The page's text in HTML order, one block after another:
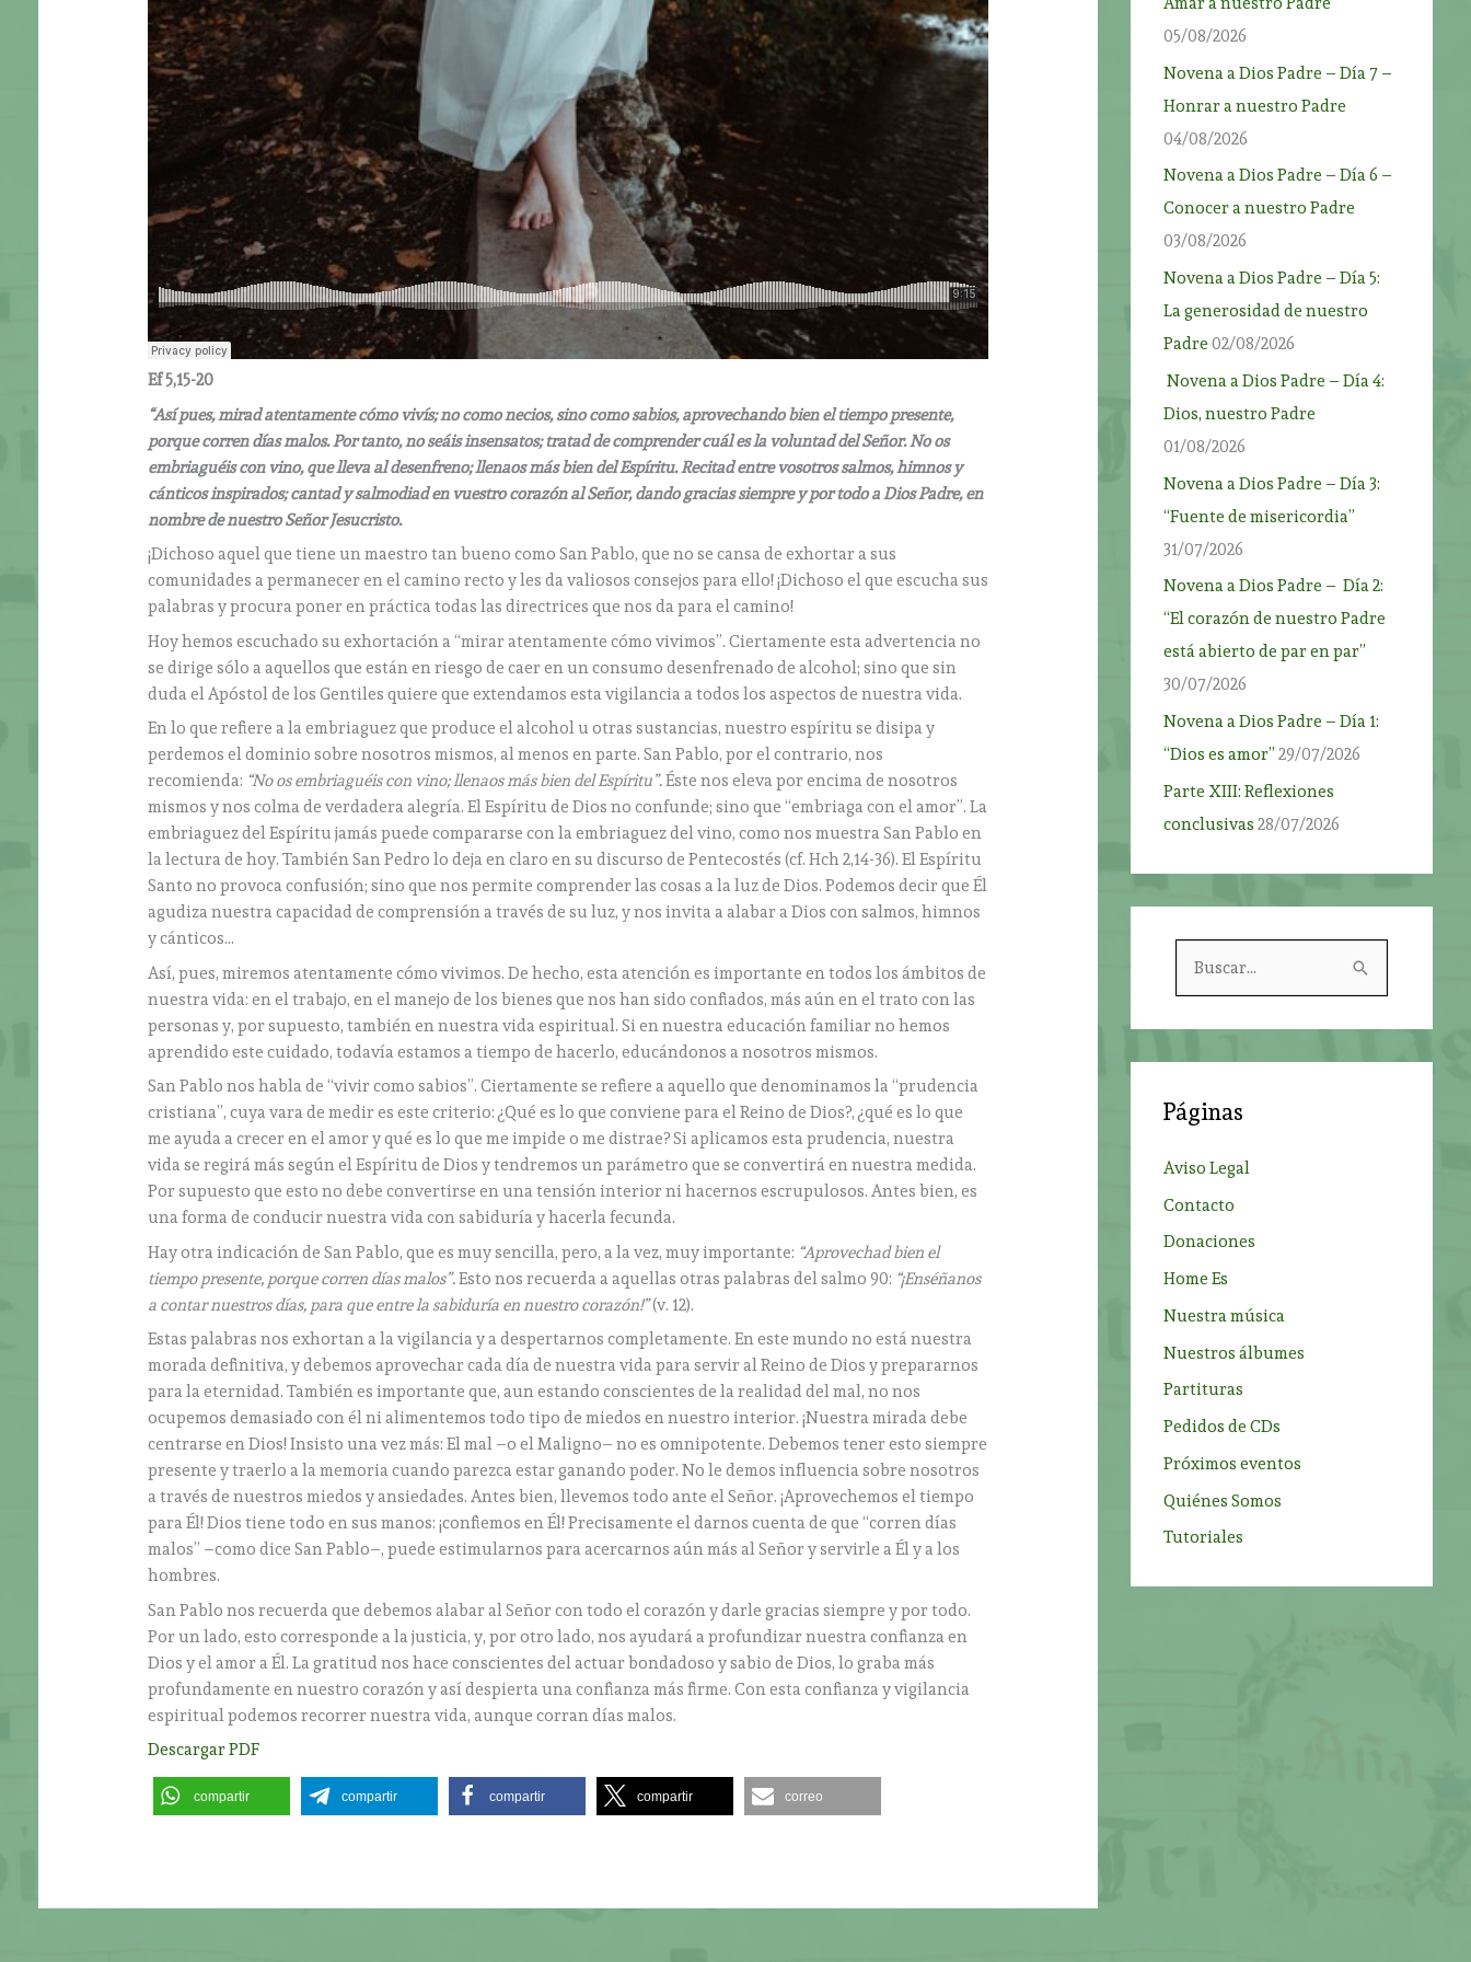
Ef 5,15-20
“Así pues, mirad atentamente cómo vivís; no como necios, sino como sabios, aprovechando bien el tiempo presente,
porque corren días malos. Por tanto, no seáis insensatos; tratad de comprender cuál es la voluntad del Señor. No os
embriaguéis con vino, que lleva al desenfreno; llenaos más bien del Espíritu. Recitad entre vosotros salmos, himnos y
cánticos inspirados; cantad y salmodiad en vuestro corazón al Señor, dando gracias siempre y por todo a Dios Padre, en
nombre de nuestro Señor Jesucristo.
¡Dichoso aquel que tiene un maestro tan bueno como San Pablo, que no se cansa de exhortar a sus
comunidades a permanecer en el camino recto y les da valiosos consejos para ello! ¡Dichoso el que escucha sus
palabras y procura poner en práctica todas las directrices que nos da para el camino!
Hoy hemos escuchado su exhortación a “mirar atentamente cómo vivimos”. Ciertamente esta advertencia no
se dirige sólo a aquellos que están en riesgo de caer en un consumo desenfrenado de alcohol; sino que sin
duda el Apóstol de los Gentiles quiere que extendamos esta vigilancia a todos los aspectos de nuestra vida.
En lo que refiere a la embriaguez que produce el alcohol u otras sustancias, nuestro espíritu se disipa y
perdemos el dominio sobre nosotros mismos, al menos en parte. San Pablo, por el contrario, nos
recomienda: “No os embriaguéis con vino; llenaos más bien del Espíritu”.Éste nos eleva por encima de nosotros
mismos y nos colma de verdadera alegría. El Espíritu de Dios no confunde; sino que “embriaga con el amor”. La
embriaguez del Espíritu jamás puede compararse con la embriaguez del vino, como nos muestra San Pablo en
la lectura de hoy. También San Pedro lo deja en claro en su discurso de Pentecostés (cf. Hch 2,14-36). El Espíritu
Santo no provoca confusión; sino que nos permite comprender las cosas a la luz de Dios. Podemos decir que Él
agudiza nuestra capacidad de comprensión a través de su luz, y nos invita a alabar a Dios con salmos, himnos
y cánticos…
Así, pues, miremos atentamente cómo vivimos. De hecho, esta atención es importante en todos los ámbitos de
nuestra vida: en el trabajo, en el manejo de los bienes que nos han sido confiados, más aún en el trato con las
personas y, por supuesto, también en nuestra vida espiritual. Si en nuestra educación familiar no hemos
aprendido este cuidado, todavía estamos a tiempo de hacerlo, educándonos a nosotros mismos.
San Pablo nos habla de “vivir como sabios”. Ciertamente se refiere a aquello que denominamos la “prudencia
cristiana”, cuya vara de medir es este criterio: ¿Qué es lo que conviene para el Reino de Dios?, ¿qué es lo que
me ayuda a crecer en el amor y qué es lo que me impide o me distrae? Si aplicamos esta prudencia, nuestra
vida se regirá más según el Espíritu de Dios y tendremos un parámetro que se convertirá en nuestra medida.
Por supuesto que esto no debe convertirse en una tensión interior ni hacernos escrupulosos. Antes bien, es
una forma de conducir nuestra vida con sabiduría y hacerla fecunda.
Hay otra indicación de San Pablo, que es muy sencilla, pero, a la vez, muy importante: “Aprovechad bien el
tiempo presente, porque corren días malos”.Esto nos recuerda a aquellas otras palabras del salmo 90: “¡Enséñanos
a contar nuestros días, para que entre la sabiduría en nuestro corazón!”(v. 12).
Estas palabras nos exhortan a la vigilancia y a despertarnos completamente. En este mundo no está nuestra
morada definitiva, y debemos aprovechar cada día de nuestra vida para servir al Reino de Dios y prepararnos
para la eternidad. También es importante que, aun estando conscientes de la realidad del mal, no nos
ocupemos demasiado con él ni alimentemos todo tipo de miedos en nuestro interior. ¡Nuestra mirada debe
centrarse en Dios! Insisto una vez más: El mal –o el Maligno– no es omnipotente. Debemos tener esto siempre
presente y traerlo a la memoria cuando parezca estar ganando poder. No le demos influencia sobre nosotros
a través de nuestros miedos y ansiedades. Antes bien, llevemos todo ante el Señor. ¡Aprovechemos el tiempo
para Él! Dios tiene todo en sus manos: ¡confiemos en Él! Precisamente el darnos cuenta de que “corren días
malos” –como dice San Pablo–, puede estimularnos para acercarnos aún más al Señor y servirle a Él y a los
hombres.
San Pablo nos recuerda que debemos alabar al Señor con todo el corazón y darle gracias siempre y por todo.
Por un lado, esto corresponde a la justicia, y, por otro lado, nos ayudará a profundizar nuestra confianza en
Dios y el amor a Él. La gratitud nos hace conscientes del actuar bondadoso y sabio de Dios, lo graba más
profundamente en nuestro corazón y así despierta una confianza más firme. Con esta confianza y vigilancia
espiritual podemos recorrer nuestra vida, aunque corran días malos.
Descargar PDF
compartir compartir compartir compartir correo
05/08/2026
Novena a Dios Padre – Día 7 –
Honrar a nuestro Padre
04/08/2026
Novena a Dios Padre – Día 6 –
Conocer a nuestro Padre
03/08/2026
Novena a Dios Padre – Día 5:
La generosidad de nuestro
Padre 02/08/2026
Novena a Dios Padre – Día 4:
Dios, nuestro Padre
01/08/2026
Novena a Dios Padre – Día 3:
“Fuente de misericordia”
31/07/2026
Novena a Dios Padre – Día 2:
“El corazón de nuestro Padre
está abierto de par en par”
30/07/2026
Novena a Dios Padre – Día 1:
“Dios es amor” 29/07/2026
Parte XIII: Reflexiones
conclusivas 28/07/2026
r
:
Páginas
Aviso Legal
Contacto
Donaciones
Home Es
Nuestra música
Nuestros álbumes
Partituras
Pedidos de CDs
Próximos eventos
Quiénes Somos
Tutoriales